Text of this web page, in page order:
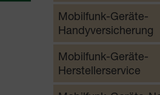
Mobilfunk-Geräte-
Handyversicherung
Mobilfunk-Geräte-
Herstellerservice